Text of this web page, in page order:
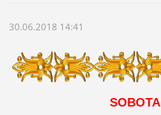
30.06.2018 14:41
SOBOTA